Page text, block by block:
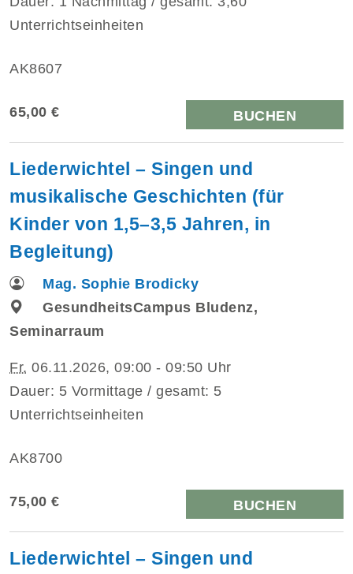
Unterrichtseinheiten
AK8607
65,00 € BUCHEN
Liederwichtel – Singen und
musikalische Geschichten (für
Kinder von 1,5–3,5 Jahren, in
Begleitung)
Mag. Sophie Brodicky
GesundheitsCampus Bludenz,
Seminarraum
Fr. 06.11.2026, 09:00 - 09:50 Uhr
Dauer: 5 Vormittage / gesamt: 5
Unterrichtseinheiten
AK8700
75,00 € BUCHEN
Liederwichtel – Singen und